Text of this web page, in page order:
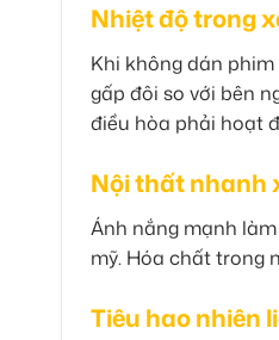
Nhiệt độ trong
Khi không dán
gấp đôi so với bên
điều hòa phải hoạt
Nội thất nhanh
Ánh nắng mạnh
mỹ. Hóa chất trong
Tiêu hao nhiên